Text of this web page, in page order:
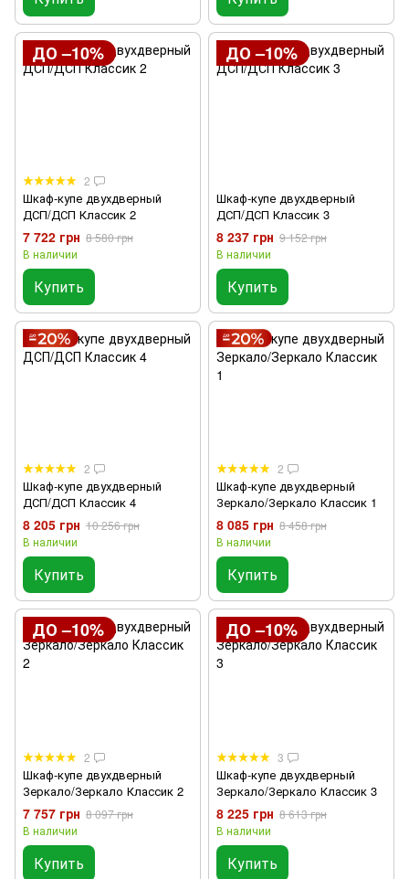
ДО –10%
2
Шкаф-купе двухдверный
ДСП/ДСП Классик 2
7 722 грн 8 580 грн
В наличии
Купить
ДО –10%
Шкаф-купе двухдверный
ДСП/ДСП Классик 3
8 237 грн 9 152 грн
В наличии
Купить
2
Шкаф-купе двухдверный
ДСП/ДСП Классик 4
8 205 грн 10 256 грн
В наличии
Купить
2
Шкаф-купе двухдверный
Зеркало/Зеркало Классик 1
8 085 грн 8 458 грн
В наличии
Купить
ДО –10%
2
Шкаф-купе двухдверный
Зеркало/Зеркало Классик 2
7 757 грн 8 097 грн
В наличии
Купить
ДО –10%
3
Шкаф-купе двухдверный
Зеркало/Зеркало Классик 3
8 225 грн 8 613 грн
В наличии
Купить